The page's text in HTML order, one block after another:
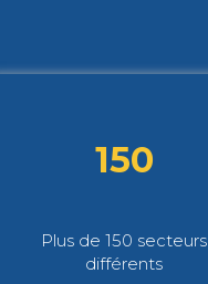
150
Plus de 150 secteurs
différents